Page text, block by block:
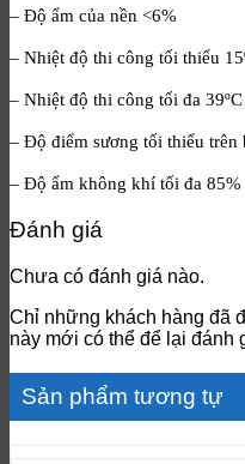
– Độ ẩm của nền <6%
– Nhiệt độ thi công tối thiểu
– Nhiệt độ thi công tối đa 39ºC
– Độ điểm sương tối thiểu trên
– Độ ẩm không khí tối đa 85%
Đánh giá
Chưa có đánh giá nào.
Chỉ những khách hàng đã
này mới có thể để lại đánh
Sản phẩm tương tự